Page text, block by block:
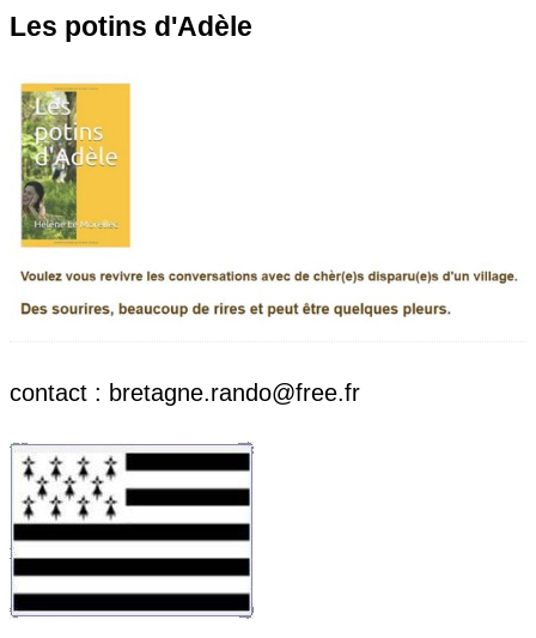
Les potins d'Adèle
contact : bretagne.rando@free.fr